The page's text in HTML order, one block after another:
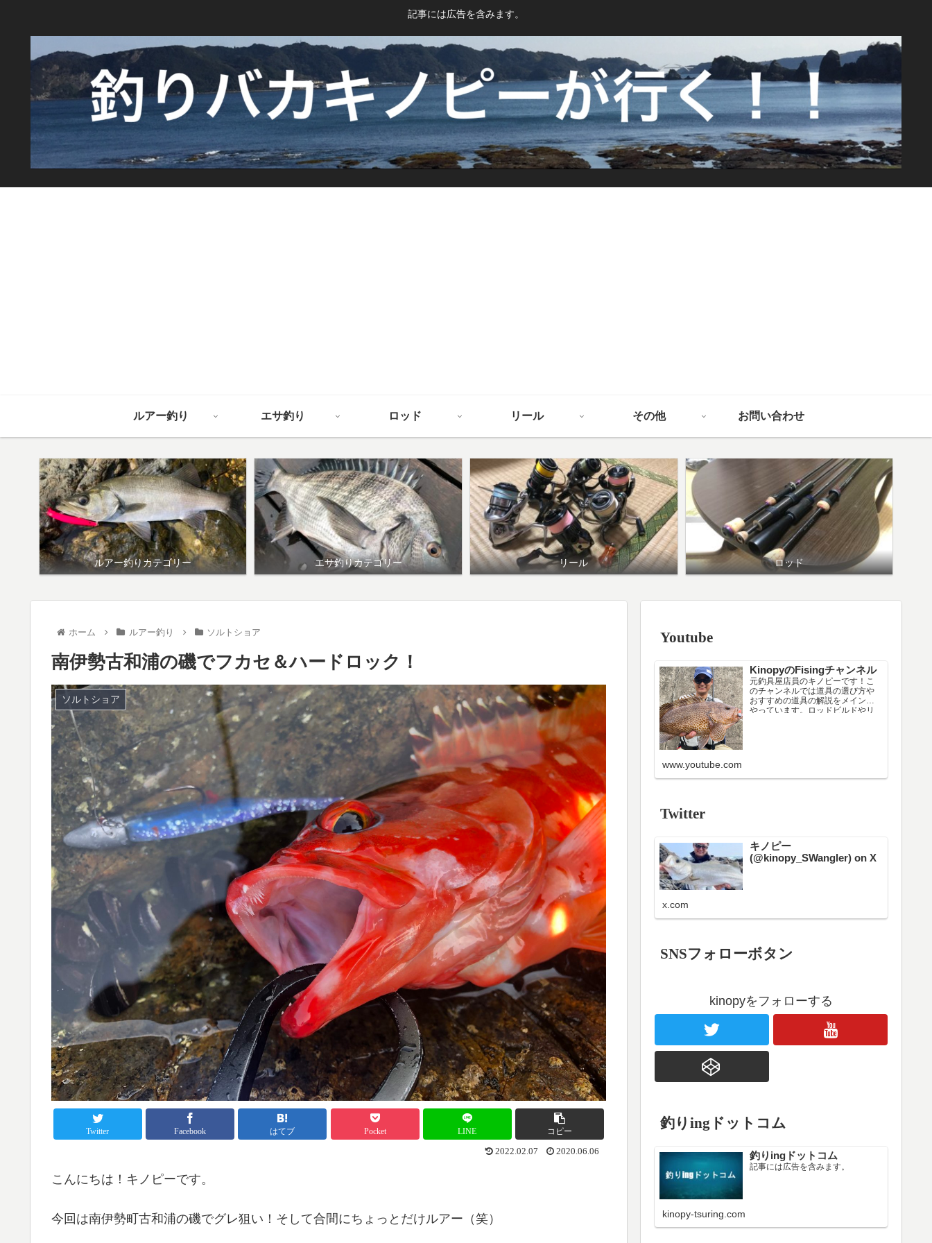
記事には広告を含みます。
ルアー釣り エサ釣り ロッド リール その他 お問い合わせ
ルアー釣りカテゴリー エサ釣りカテゴリー リール ロッド
ホーム ルアー釣り ソルトショア
南伊勢古和浦の磯でフカセ＆ハードロック！
ソルトショア
Twitter Facebook はてブ Pocket LINE コピー
2022.02.07 2020.06.06
こんにちは！キノピーです。
今回は南伊勢町古和浦の磯でグレ狙い！そして合間にちょっとだけルアー（笑）
Youtube
KinopyのFisingチャンネル
元釣具屋店員のキノピーです！こ
のチャンネルでは道具の選び方や
おすすめの道具の解説をメインで
やっています。ロッドビルドやリ
色々考えた結果、日中の漁港・堤
www.youtube.com
Twitter
キノピー
(@kinopy_SWangler) on X
x.com
SNSフォローボタン
kinopyをフォローする
釣りingドットコム
釣りingドットコム
記事には広告を含みます。
kinopy-tsuring.com